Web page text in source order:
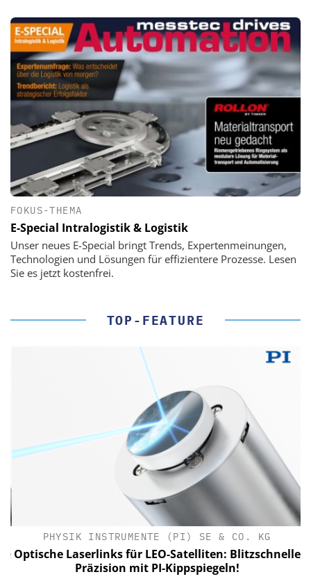
FOKUS-THEMA
E-Special Intralogistik & Logistik
Unser neues E-Special bringt Trends, Expertenmeinungen,
Technologien und Lösungen für effizientere Prozesse. Lesen
Sie es jetzt kostenfrei.
TOP-FEATURE
PHYSIK INSTRUMENTE (PI) SE & CO. KG
Optische Laserlinks für LEO-Satelliten: Blitzschnelle
Präzision mit PI-Kippspiegeln!